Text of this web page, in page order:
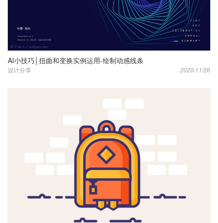
AI小技巧│扭曲和变换实例运用-绘制动感线条
设计分享 2020/11/26